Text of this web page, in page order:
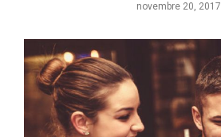
novembre 20, 2017